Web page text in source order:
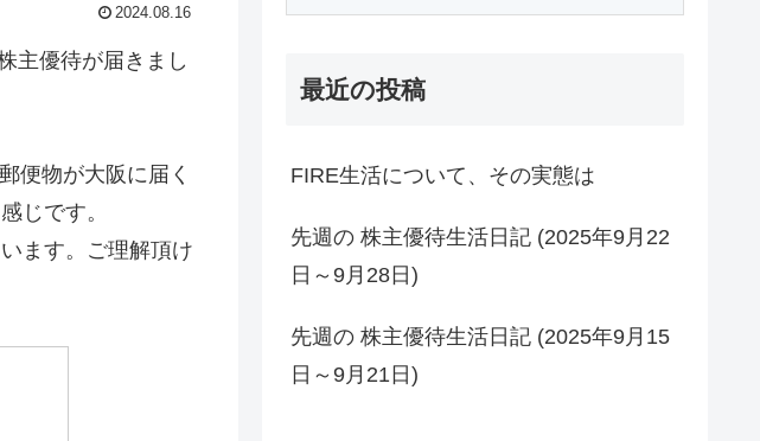
2024.08.16
主優待が届きまし
便物が大阪に届く
じです。
ます。ご理解頂け
最近の投稿
FIRE生活について、その実態は
先週の 株主優待生活日記 (2025年9月22
日～9月28日)
先週の 株主優待生活日記 (2025年9月15
日～9月21日)